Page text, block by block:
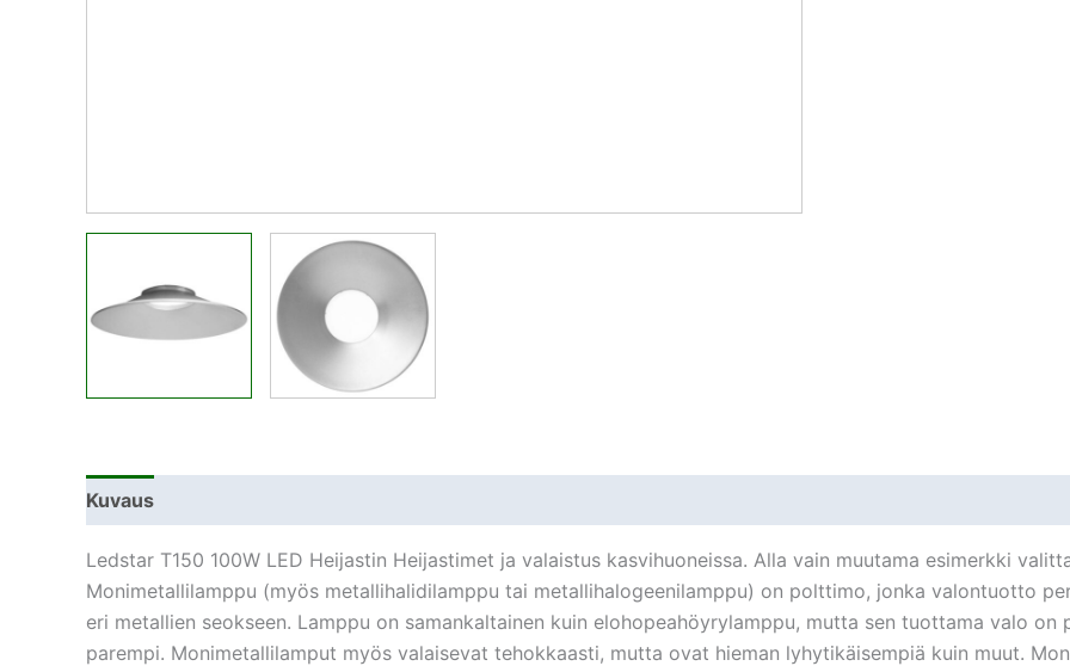
Kuvaus
Ledstar T150 100W LED Heijastin Heijastimet ja valaistus kasvihuoneissa. Alla vain muutama esimerkki
Monimetallilamppu (myös metallihalidilamppu tai metallihalogeenilamppu) on polttimo, jonka valontuotto
eri metallien seokseen. Lamppu on samankaltainen kuin elohopeahöyrylamppu, mutta sen tuottama valo
parempi. Monimetallilamput myös valaisevat tehokkaasti, mutta ovat hieman lyhytikäisempiä kuin muut.